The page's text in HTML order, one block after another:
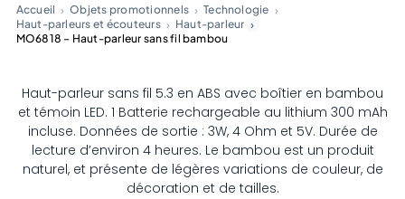
Accueil Objets promotionnels
Technologie
Haut-parleurs et écouteurs
Haut-parleur
MO6818 – Haut-parleur sans fil bambou
Haut-parleur sans fil 5.3 en ABS avec boîtier en bambou
et témoin LED. 1 Batterie rechargeable au lithium 300 mAh
incluse. Données de sortie : 3W, 4 Ohm et 5V. Durée de
lecture d’environ 4 heures. Le bambou est un produit
naturel, et présente de légères variations de couleur, de
décoration et de tailles.